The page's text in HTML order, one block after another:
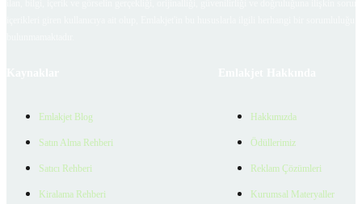
Emlakjet Blog
Satın Alma Rehberi
Satıcı Rehberi
Kiralama Rehberi
Hakkımızda
Ödüllerimiz
Reklam Çözümleri
Kurumsal Materyaller